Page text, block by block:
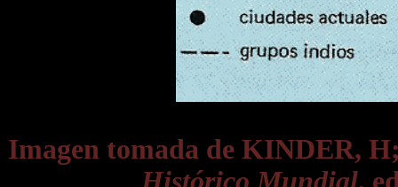
Imagen tomada de KINDER,